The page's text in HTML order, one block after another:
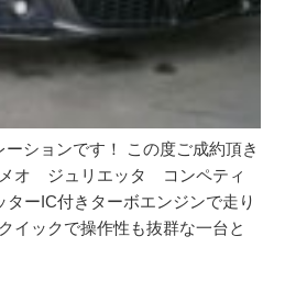
ションです！ この度ご成約頂き
メオ ジュリエッタ コンペティ
ターIC付きターボエンジンで走り
イックで操作性も抜群な一台と